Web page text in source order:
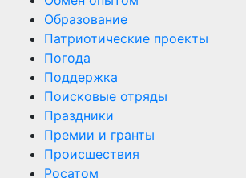
Образование
Патриотические проекты
Погода
Поддержка
Поисковые отряды
Праздники
Премии и гранты
Происшествия
Росатом